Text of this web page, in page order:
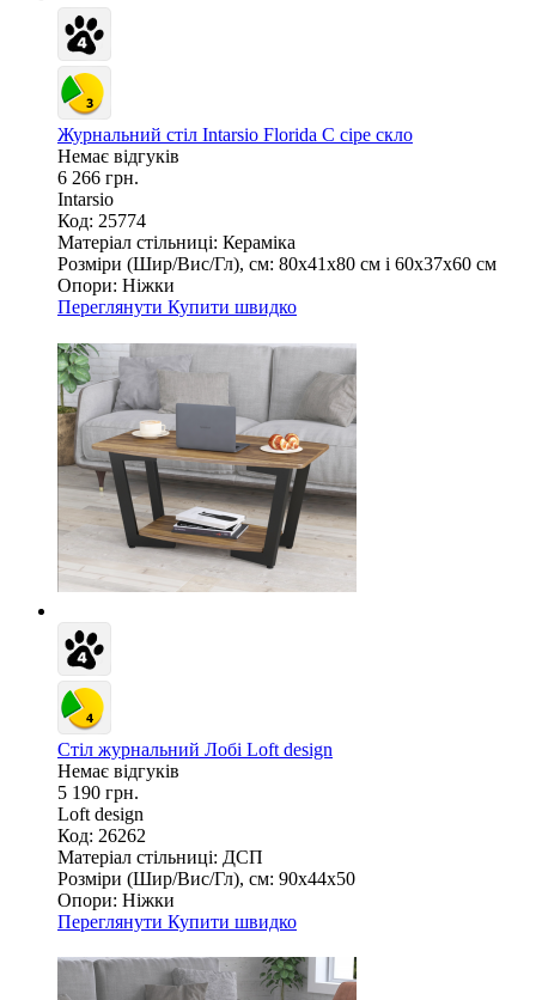
Журнальний стіл Intarsio Florida C сіре скло
Немає відгуків
6 266 грн.
Intarsio
Код: 25774
Матеріал стільниці: Кераміка
Розміри (Шир/Вис/Гл), см: 80х41х80 см і 60х37х60 см
Опори: Ніжки
Переглянути Купити швидко
Стіл журнальний Лобі Loft design
Немає відгуків
5 190 грн.
Loft design
Код: 26262
Матеріал стільниці: ДСП
Розміри (Шир/Вис/Гл), см: 90х44х50
Опори: Ніжки
Переглянути Купити швидко